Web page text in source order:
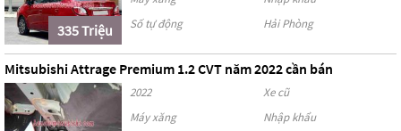
335 Triệu
Số tự động
Hải Phòng
Mitsubishi Attrage Premium 1.2 CVT năm 2022 cần bán
2022
Xe cũ
Máy xăng
Nhập khẩu